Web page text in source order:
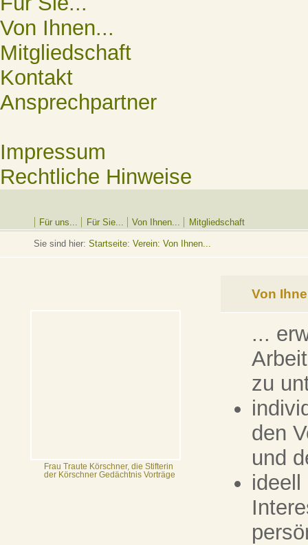
Von Ihnen...
Mitgliedschaft
Kontakt
Ansprechpartner
Impressum
Rechtliche Hinweise
Für uns... Für Sie... Von Ihnen... Mitgliedschaft
Sie sind hier: Startseite: Verein: Von Ihnen...
Frau Traute Körschner, die Stifterin
der Körschner Gedächtnis Vorträge
Von
...
zu
den
und
ideell